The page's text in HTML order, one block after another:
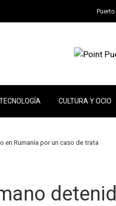
CULTURA Y OCIO
en Rumanía por un caso de trata